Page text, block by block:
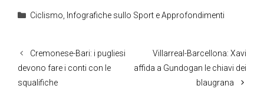
Categorie
Ciclismo, Infografiche sullo Sport e Approfondimenti
Cremonese-Bari: i pugliesi
devono fare i conti con le
squalifiche
Villarreal-Barcellona: Xavi
affida a Gundogan le chiavi dei
blaugrana